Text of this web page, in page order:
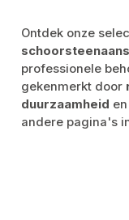
Ontdek onze
professionele
gekenmerkt door
duurzaamheid
andere pagina's